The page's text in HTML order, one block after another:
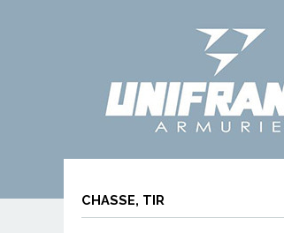
CHASSE, TIR